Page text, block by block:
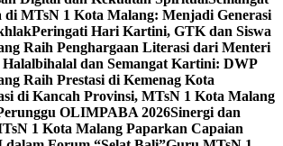
MTsN 1 Kota Malang: Menjadi Generasi
Peringati Hari Kartini, GTK dan Siswa
Raih Penghargaan Literasi dari Menteri
Halalbihalal dan Semangat Kartini: DWP
Raih Prestasi di Kemenag Kota
di Kancah Provinsi, MTsN 1 Kota Malang
OLIMPABA 2026Sinergi dan
1 Kota Malang Paparkan Capaian